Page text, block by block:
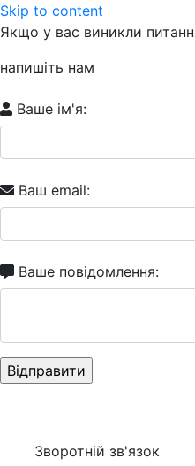
Skip to content
Якщо у вас виникли
напишіть нам
Ваше ім'я:
Ваш email:
Ваше повідомлення:
Зворотній зв'язок